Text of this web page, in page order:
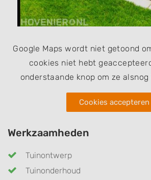
Google Maps wordt niet getoond
cookies niet hebt
onderstaande knop om ze
Cookies accepteren
Werkzaamheden
Tuinontwerp
Tuinonderhoud